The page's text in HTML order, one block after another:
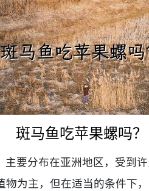
斑马鱼吃苹果螺吗？
要分布在亚洲地区，受到
物为主，但在适当的条件下